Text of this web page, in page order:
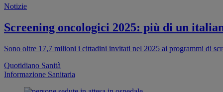
Notizie
Screening oncologici 2025: più di un
Sono oltre 17,7 milioni i cittadini invitati nel 2025 ai programmi di
Quotidiano Sanità
Informazione Sanitaria